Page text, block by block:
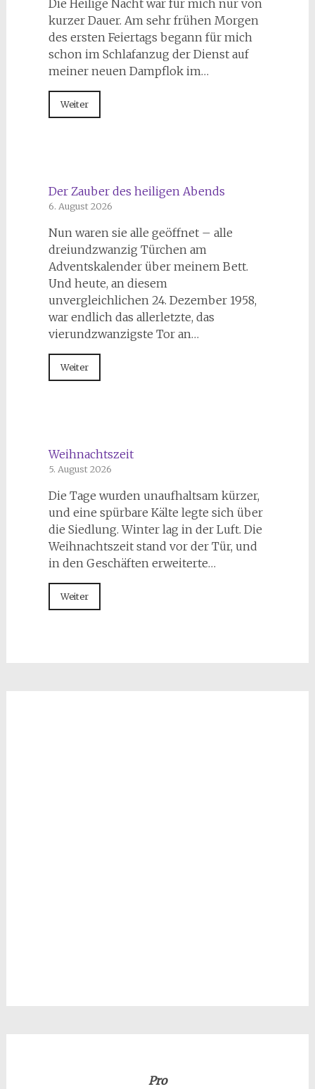
Die Heilige Nacht war für mich nur von
kurzer Dauer. Am sehr frühen Morgen
des ersten Feiertags begann für mich
schon im Schlafanzug der Dienst auf
meiner neuen Dampflok im…
Weiter
Der Zauber des heiligen Abends
6. August 2026
Nun waren sie alle geöffnet – alle
dreiundzwanzig Türchen am
Adventskalender über meinem Bett.
Und heute, an diesem
unvergleichlichen 24. Dezember 1958,
war endlich das allerletzte, das
vierundzwanzigste Tor an…
Weiter
Weihnachtszeit
5. August 2026
Die Tage wurden unaufhaltsam kürzer,
und eine spürbare Kälte legte sich über
die Siedlung. Winter lag in der Luft. Die
Weihnachtszeit stand vor der Tür, und
in den Geschäften erweiterte…
Weiter
Pro